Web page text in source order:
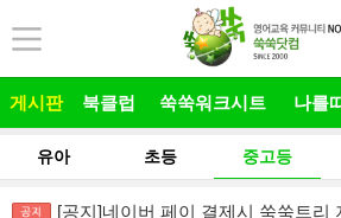
게시판 북클럽 쑥쑥워크시트 나를
유아 초등 중고등
[공지]네이버 페이 결제시 쑥쑥트리